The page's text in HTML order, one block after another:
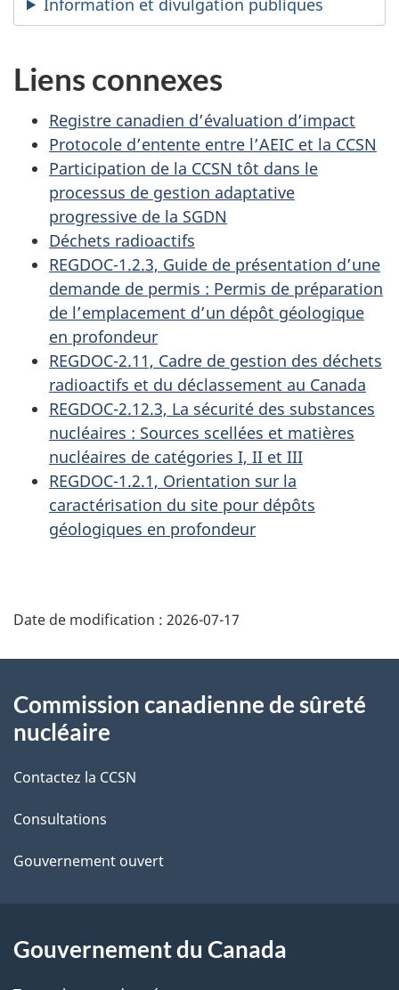
Liens connexes
Registre canadien d’évaluation d’impact
Protocole d’entente entre l’AEIC et la CCSN
Participation de la CCSN tôt dans le
processus de gestion adaptative
progressive de la SGDN
Déchets radioactifs
REGDOC-1.2.3, Guide de présentation d’une
demande de permis : Permis de préparation
de l’emplacement d’un dépôt géologique
en profondeur
REGDOC-2.11, Cadre de gestion des déchets
radioactifs et du déclassement au Canada
REGDOC-2.12.3, La sécurité des substances
nucléaires : Sources scellées et matières
nucléaires de catégories I, II et III
REGDOC-1.2.1, Orientation sur la
caractérisation du site pour dépôts
géologiques en profondeur
é
a
i
l
s
d
l
a
Date de modification : 2026-07-17
propos
ce
site
Commission canadienne de sûreté
nucléaire
Contactez la CCSN
Consultations
Gouvernement ouvert
Gouvernement du Canada